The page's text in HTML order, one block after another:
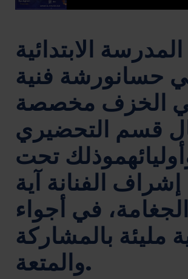
الابتدائية
حسانورشة فنية
الخزف مخصصة
قسم التحضيري
تحت
إشراف الفنانة آية
الجغامة، في أجواء
مليئة بالمشاركة
والمتعة.